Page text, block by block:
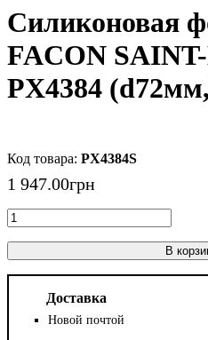
Силиконовая
FACON
PX4384
PX4384S
1 947.00грн
В
Доставка
Новой почтой